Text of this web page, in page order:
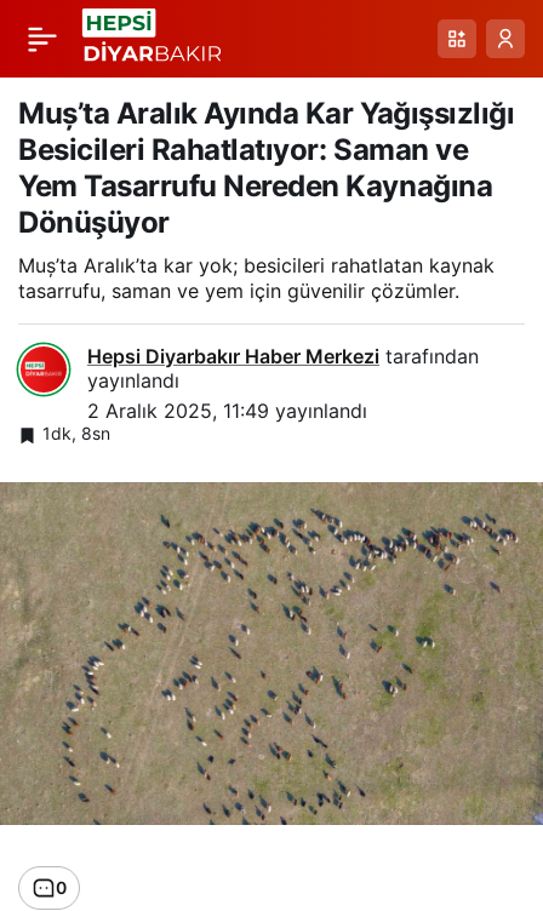
Muș’ta Aralık Ayında Kar Yağışsızlığı
Besicileri Rahatlatıyor: Saman ve
Yem Tasarrufu Nereden Kaynağına
Dönüşüyor
Muș’ta Aralık’ta kar yok; besicileri rahatlatan kaynak
tasarrufu, saman ve yem için güvenilir çözümler.
Hepsi Diyarbakır Haber Merkezi tarafından
yayınlandı
2 Aralık 2025, 11:49 yayınlandı
1dk, 8sn
0
Karlıova’da Sabah
Beyaz Bir Tablo: Kar
Yağışı Şehri Sardı
Paylaş